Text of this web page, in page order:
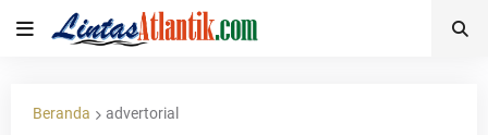
Beranda advertorial